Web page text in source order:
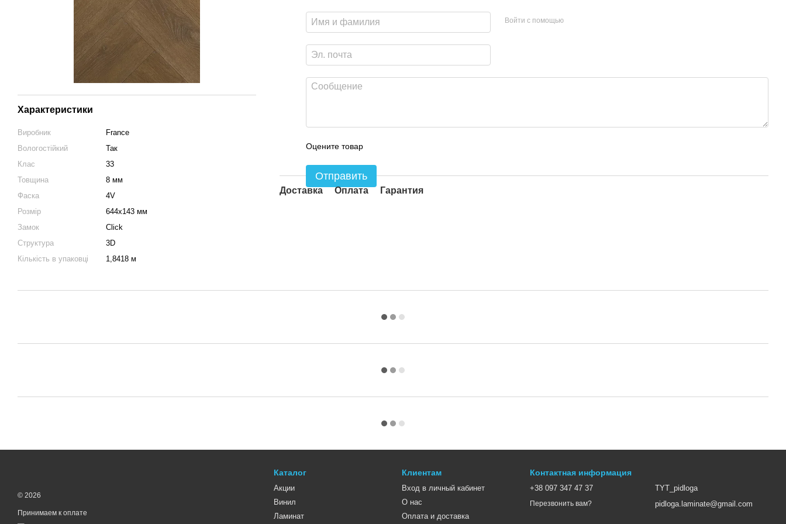
Характеристики
Виробник
France
Вологостійкий
Так
Клас
33
Товщина
8 мм
Фаска
4V
Розмір
644х143 мм
Замок
Click
Структура
3D
Кількість в упаковці
1,8418 м
Войти с помощью
Оцените товар
Отправить
Доставка Оплата Гарантия
© 2026
Принимаем к оплате
Каталог
Акции
Винил
Ламинат
Клиентам
Вход в личный кабинет
О нас
Оплата и доставка
Контактная информация
+38 097 347 47 37
Перезвонить вам?
TYT_pidloga
pidloga.laminate@gmail.com